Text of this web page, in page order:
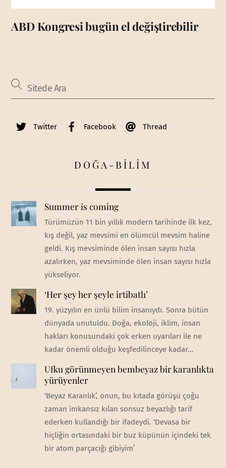
ABD Kongresi bugün el değiştirebilir
Twitter Facebook Thread
DOĞA-BİLİM
Summer is coming
Türümüzün 11 bin yıllık modern tarihinde ilk kez,
kış değil, yaz mevsimi en ölümcül mevsim haline
geldi. Kış mevsiminde ölen insan sayısı hızla
azalırken, yaz mevsiminde ölen insan sayısı hızla
yükseliyor.
‘Her şey her şeyle irtibatlı’
19. yüzyılın en ünlü bilim insanıydı. Sonra bütün
dünyada unutuldu. Doğa, ekoloji, iklim, insan
hakları konusundaki çok erken uyarıları ile ne
kadar önemli olduğu keşfedilinceye kadar...
Ufku görünmeyen bembeyaz bir karanlıkta
yürüyenler
‘Beyaz Karanlık’, onun, bu kıtada görüşü çoğu
zaman imkansız kılan sonsuz beyazlığı tarif
ederken kullandığı bir ifadeydi. ‘Devasa bir
hiçliğin ortasındaki bir buz küpünün içindeki tek
bir atom parçacığı gibiyim’